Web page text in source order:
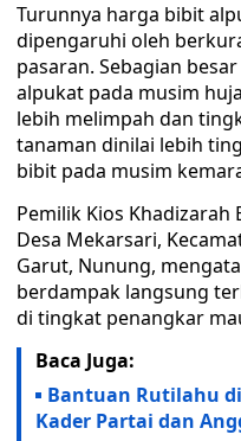
Turunnya harga bibit
dipengaruhi oleh
pasaran. Sebagian
alpukat pada musim
lebih melimpah dan
tanaman dinilai lebih
bibit pada musim
Pemilik Kios Khadizarah
Desa Mekarsari,
Garut, Nunung,
berdampak langsung
di tingkat penangkar
Baca Juga:
Bantuan Rutilahu
Kader Partai dan